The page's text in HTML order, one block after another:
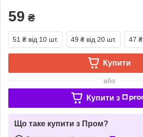
59 ₴
51 ₴ від 10 шт. 49 ₴ від 20 шт. 47 ₴
Купити
або
Купити з
Що таке купити з Пром?